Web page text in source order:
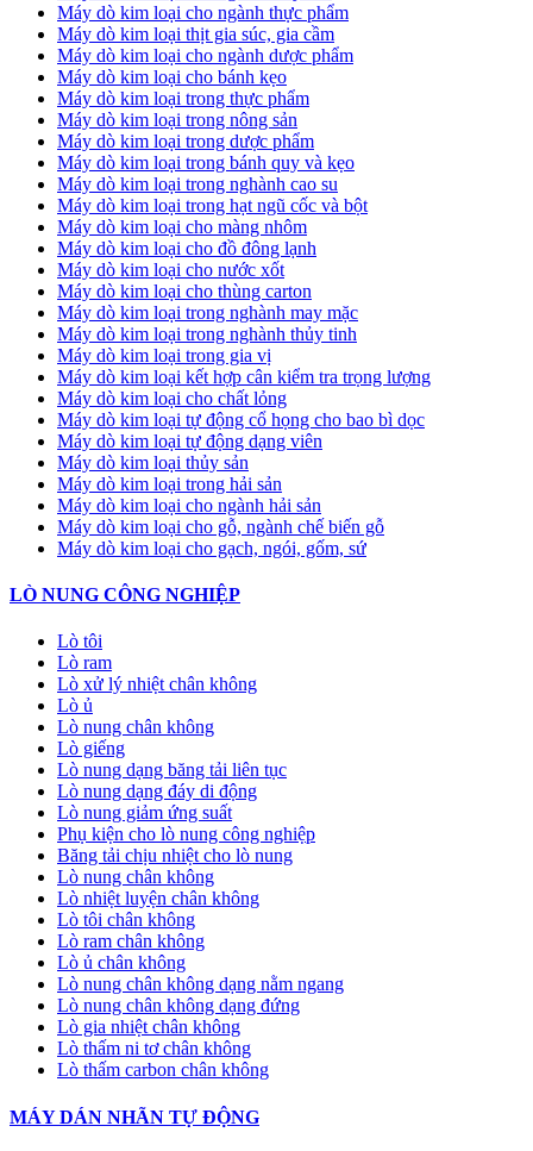
Máy dò kim loại cho ngành thực phẩm
Máy dò kim loại thịt gia súc, gia cầm
Máy dò kim loại cho ngành dược phẩm
Máy dò kim loại cho bánh kẹo
Máy dò kim loại trong thực phẩm
Máy dò kim loại trong nông sản
Máy dò kim loại trong dược phẩm
Máy dò kim loại trong bánh quy và kẹo
Máy dò kim loại trong nghành cao su
Máy dò kim loại trong hạt ngũ cốc và bột
Máy dò kim loại cho màng nhôm
Máy dò kim loại cho đồ đông lạnh
Máy dò kim loại cho nước xốt
Máy dò kim loại cho thùng carton
Máy dò kim loại trong nghành may mặc
Máy dò kim loại trong nghành thủy tinh
Máy dò kim loại trong gia vị
Máy dò kim loại kết hợp cân kiểm tra trọng lượng
Máy dò kim loại cho chất lỏng
Máy dò kim loại tự động cổ họng cho bao bì dọc
Máy dò kim loại tự động dạng viên
Máy dò kim loại thủy sản
Máy dò kim loại trong hải sản
Máy dò kim loại cho ngành hải sản
Máy dò kim loại cho gỗ, ngành chế biến gỗ
Máy dò kim loại cho gạch, ngói, gốm, sứ
LÒ NUNG CÔNG NGHIỆP
Lò tôi
Lò ram
Lò xử lý nhiệt chân không
Lò ủ
Lò nung chân không
Lò giếng
Lò nung dạng băng tải liên tục
Lò nung dạng đáy di động
Lò nung giảm ứng suất
Phụ kiện cho lò nung công nghiệp
Băng tải chịu nhiệt cho lò nung
Lò nung chân không
Lò nhiệt luyện chân không
Lò tôi chân không
Lò ram chân không
Lò ủ chân không
Lò nung chân không dạng nằm ngang
Lò nung chân không dạng đứng
Lò gia nhiệt chân không
Lò thấm ni tơ chân không
Lò thấm carbon chân không
MÁY DÁN NHÃN TỰ ĐỘNG